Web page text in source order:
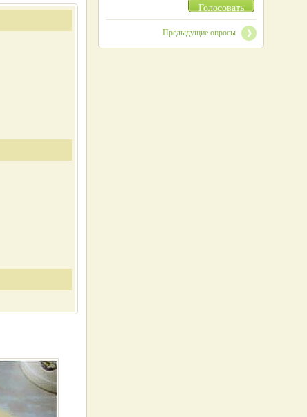
Голосовать
Предыдущие опросы